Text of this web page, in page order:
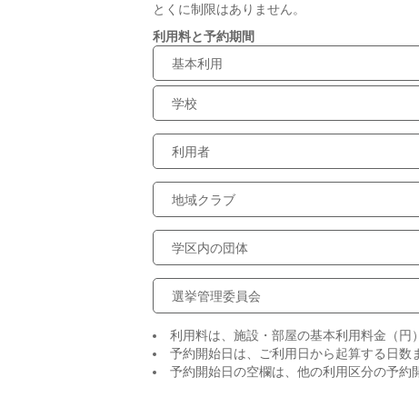
とくに制限はありません。
利用料と予約期間
基本利用
学校
利用者
地域クラブ
学区内の団体
選挙管理委員会
利用料は、施設・部屋の基本利用料金（円
予約開始日は、ご利用日から起算する日数
予約開始日の空欄は、他の利用区分の予約